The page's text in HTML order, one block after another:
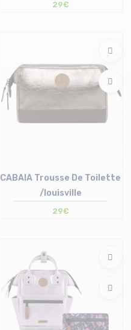
29€
CABAIA Trousse De Toilette
/louisville
29€